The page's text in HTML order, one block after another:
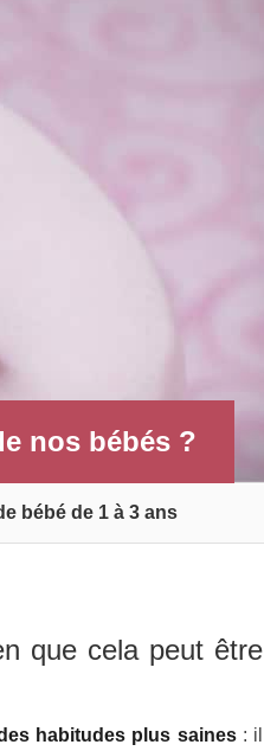
nos bébés ?
bébé de 1 à 3 ans
que cela peut être
habitudes plus saines: il